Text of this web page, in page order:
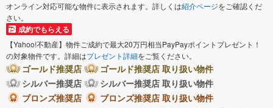
オンライン対応可能な物件に表示されます。詳しくは紹介ページをご確認くだ
さい。
成約でもらえる
【Yahoo!不動産】物件ご成約で最大20万円相当PayPayポイントプレゼント！
の対象物件です。詳細はプレゼント詳細をご覧ください。
ゴールド推奨店
ゴールド推奨店 取り扱い物件
シルバー推奨店
シルバー推奨店 取り扱い物件
ブロンズ推奨店
ブロンズ推奨店 取り扱い物件